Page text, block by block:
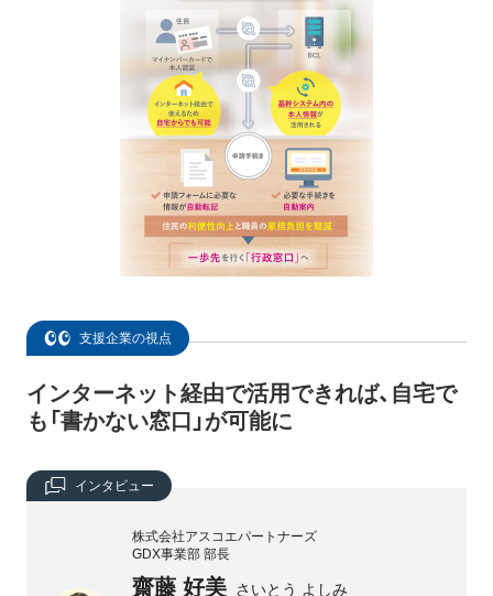
支援企業の視点
インターネット経由で活用できれば、自宅で
も「書かない窓口」が可能に
インタビュー
株式会社アスコエパートナーズ
GDX事業部 部長
齋藤 好美 さいとう よしみ